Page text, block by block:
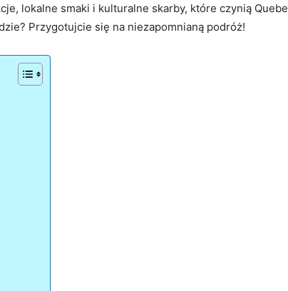
lokalne smaki i kulturalne skarby, które czynią
Przygotujcie się na niezapomnianą podróż!